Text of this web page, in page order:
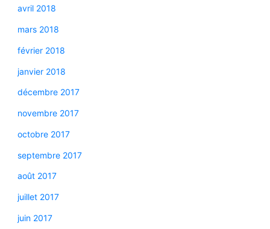
avril 2018
mars 2018
février 2018
janvier 2018
décembre 2017
novembre 2017
octobre 2017
septembre 2017
août 2017
juillet 2017
juin 2017